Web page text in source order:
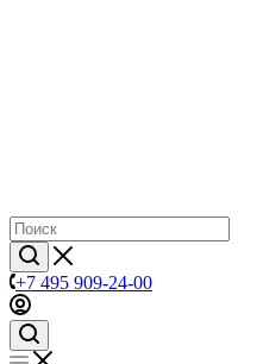
+7 495 909-24-00